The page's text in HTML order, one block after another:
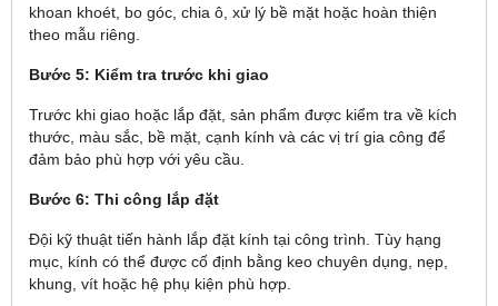
khoan khoét, bo góc, chia ô, xử lý bề mặt hoặc hoàn thiện
theo mẫu riêng.
Bước 5: Kiểm tra trước khi giao
Trước khi giao hoặc lắp đặt, sản phẩm được kiểm tra về kích
thước, màu sắc, bề mặt, cạnh kính và các vị trí gia công để
đảm bảo phù hợp với yêu cầu.
Bước 6: Thi công lắp đặt
Đội kỹ thuật tiến hành lắp đặt kính tại công trình. Tùy hạng
mục, kính có thể được cố định bằng keo chuyên dụng, nẹp,
khung, vít hoặc hệ phụ kiện phù hợp.